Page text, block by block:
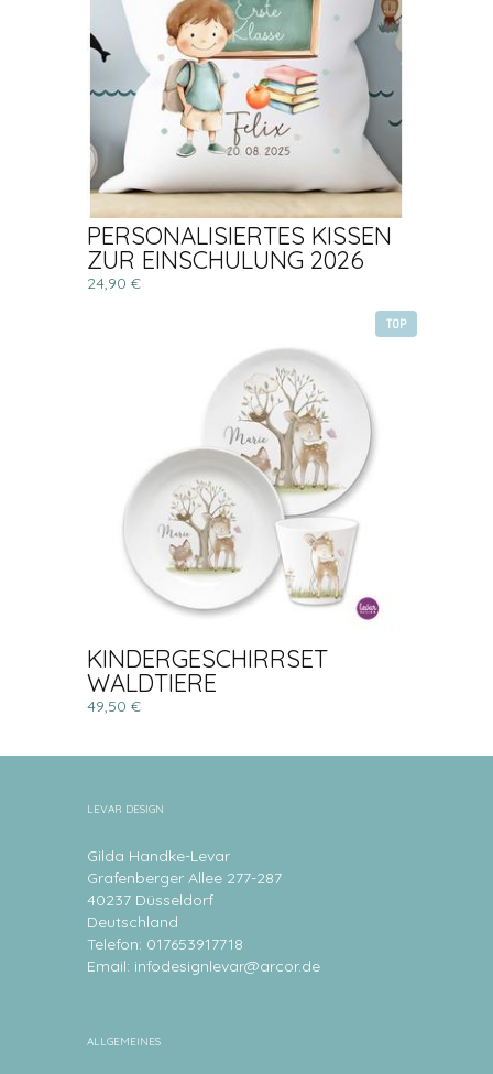
PERSONALISIERTES KISSEN
ZUR EINSCHULUNG 2026
24,90 €
TOP
KINDERGESCHIRRSET
WALDTIERE
49,50 €
LEVAR DESIGN
Gilda Handke-Levar
Grafenberger Allee 277-287
40237 Düsseldorf
Deutschland
Telefon: 017653917718
Email: infodesignlevar@arcor.de
ALLGEMEINES